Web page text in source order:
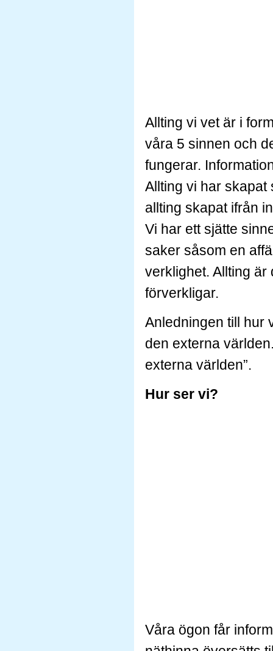
Allting vi vet är i
våra 5 sinnen och
fungerar.
Allting vi har skapat
allting skapat ifrån
Vi har ett sjätte
saker såsom en
verklighet. Allting
förverkligar.
Anledningen till hur
den externa
externa världen”.
Hur ser vi?
Våra ögon får